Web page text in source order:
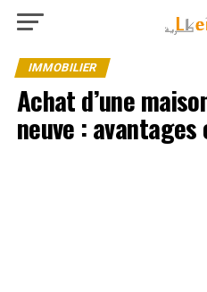
IMMOBILIER
Achat d’une
neuve :